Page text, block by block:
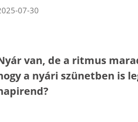
07-30
van, de a ritmus
a nyári szünetben is